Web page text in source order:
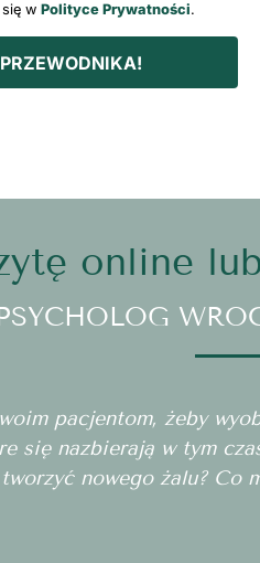
w Polityce Prywatności.
online
pacjentom, żeby
się nazbierają w tym
nowego żalu? Co